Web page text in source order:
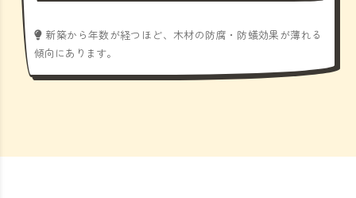
新築から年数が経つほど、木材の防腐・防蟻効果が薄れる
傾向にあります。